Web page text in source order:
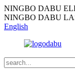
NINGBO DABU
NINGBO DABU
English